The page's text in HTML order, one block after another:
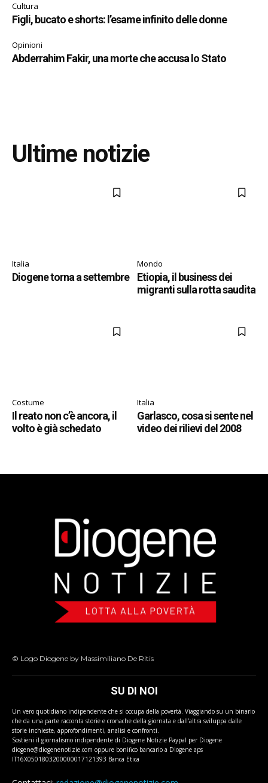
Cultura
Figli, bucato e shorts: l’esame infinito delle donne
Opinioni
Abderrahim Fakir, una morte che accusa lo Stato
Ultime notizie
Italia
Diogene torna a settembre
Mondo
Etiopia, il business dei
migranti sulla rotta saudita
Costume
Il reato non c’è ancora, il
volto è già schedato
Italia
Garlasco, cosa si sente nel
video dei rilievi del 2008
© Logo Diogene by Massimiliano De Ritis
SU DI NOI
Un vero quotidiano indipendente che si occupa della povertà. Viaggiando su un binario
che da una parte racconta storie e cronache della giornata e dall'altra sviluppa dalle
storie inchieste, approfondimenti, analisi e confronti.
Sostieni il giornalismo indipendente di Diogene Notizie Paypal per Diogene
diogene@diogenenotizie.com oppure bonifico bancario a Diogene aps
IT16X0501803200000017121393 Banca Etica